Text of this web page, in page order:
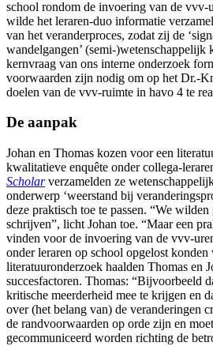
school rondom de invoering van de vvv-
wilde het leraren-duo informatie
van het veranderproces, zodat zij de
wandelgangen’ (semi-
kernvraag van ons interne onderzoek
voorwaarden zijn nodig om op het Dr.-
doelen van de vvv-ruimte in havo 4 te
De aanpak
Johan en Thomas kozen voor een
kwalitatieve enquête onder collega-
Scholarverzamelden ze
onderwerp ‘weerstand bij
deze praktisch toe te passen. “We
schrijven”, licht Johan toe. “Maar een
vinden voor de invoering van de vvv-
onder leraren op school opgelost
literatuuronderzoek haalden Thomas en
succesfactoren. Thomas: “Bijvoorbeeld
kritische meerderheid mee te krijgen en
over (het belang van) de veranderingen
de randvoorwaarden op orde zijn en
gecommuniceerd worden richting de